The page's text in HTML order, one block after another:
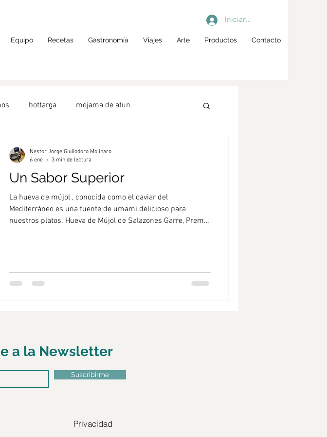
Equipo Recetas Gastronomía Viajes Arte Productos Contacto
Iniciar sesión
bottarga mojama de atun
frutos del mar Aperol spritz
Lisboa Sintra pesca sostenible
Un Sabor Superior
La hueva de mújol , conocida como el caviar del
Mediterráneo es una fuente de umami delicioso para
nuestros platos. Hueva de Mújol de Salazones Garre, Premio
forma artesanal en Salazones Garre, recibió el Premio 2026
Nestor Jorge Giuliodoro Molinaro
6 ene
3 min de lectura
a la Newsletter
Suscribirme
Privacidad